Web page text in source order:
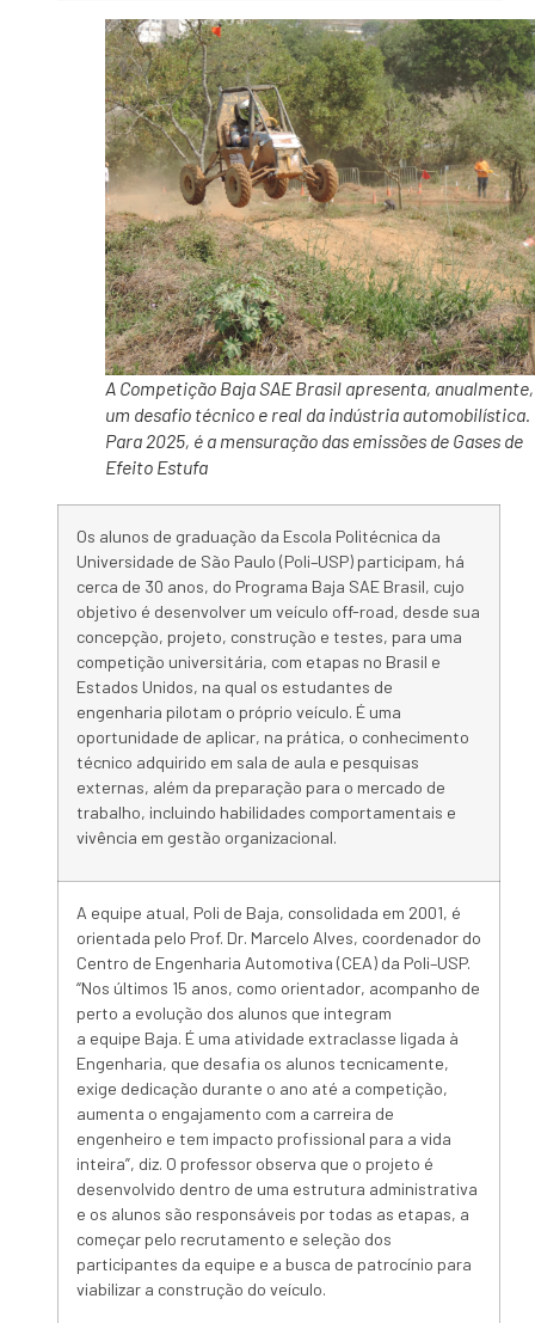
A Competição Baja SAE Brasil apresenta, anualmente,
um desafio técnico e real da indústria automobilística.
Para 2025, é a mensuração das emissões de Gases de
Efeito Estufa
Os alunos de graduação da Escola Politécnica da
Universidade de São Paulo (Poli–USP) participam, há
cerca de 30 anos, do Programa Baja SAE Brasil, cujo
objetivo é desenvolver umveículo off-road, desde sua
concepção, projeto, construção e testes, para uma
competição universitária, com etapas no Brasil e
Estados Unidos, na qual os estudantes de
engenharia pilotam o próprioveículo. É uma
oportunidade de aplicar, na prática, o conhecimento
técnico adquirido em sala de aula e pesquisas
externas, além da preparação para o mercado de
trabalho, incluindo habilidades comportamentais e
vivência em gestão organizacional.
A equipe atual, Poli de Baja, consolidada em 2001, é
orientada pelo Prof. Dr. Marcelo Alves, coordenador do
Centro de Engenharia Automotiva (CEA) da Poli–USP.
“Nos últimos 15 anos, como orientador, acompanho de
perto a evolução dos alunos que integram
a equipe Baja. É uma atividade extraclasse ligada à
Engenharia, que desafia os alunos tecnicamente,
exige dedicação durante o ano até a competição,
aumenta o engajamento com a carreira de
engenheiro e tem impacto profissional para a vida
inteira”, diz. O professor observa que o projeto é
desenvolvido dentro de uma estrutura administrativa
e os alunos são responsáveis por todas as etapas, a
começar pelo recrutamento e seleção dos
participantes da equipe e a busca de patrocínio para
viabilizar a construção doveículo.